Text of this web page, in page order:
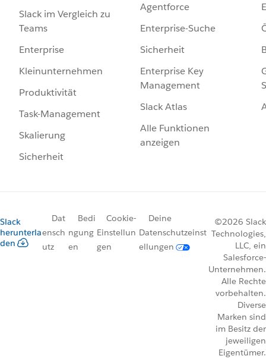
Slack im Vergleich zu
Teams
Enterprise
Kleinunternehmen
Produktivität
Task-Management
Skalierung
Sicherheit
Agentforce
Enterprise-Suche
Sicherheit
Enterprise Key
Management
Slack Atlas
Alle Funktionen
anzeigen
Slack
herunterla
den
Dat
ensch
utz
Bedi
ngung
en
Cookie-
Einstellun
gen
Deine
Datenschutzeinst
ellungen
©2026 Slack
Technologies,
LLC, ein
Salesforce-
Unternehmen.
Alle Rechte
vorbehalten.
Diverse
Marken sind
im Besitz der
jeweiligen
Eigentümer.